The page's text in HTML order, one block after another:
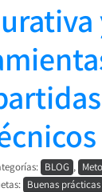
BLOG ,
Buenas prácticas